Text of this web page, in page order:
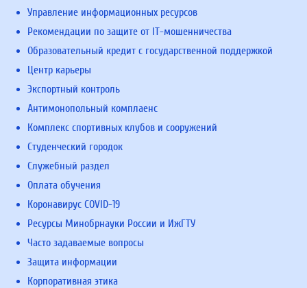
Управление информационных ресурсов
Рекомендации по защите от IT-мошенничества
Образовательный кредит с государственной поддержкой
Центр карьеры
Экспортный контроль
Антимонопольный комплаенс
Комплекс спортивных клубов и сооружений
Студенческий городок
Служебный раздел
Оплата обучения
Коронавирус COVID-19
Ресурсы Минобрнауки России и ИжГТУ
Часто задаваемые вопросы
Защита информации
Корпоративная этика